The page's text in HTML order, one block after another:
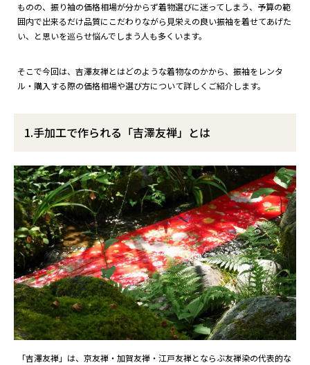
ものの、振り袖の価格相場が分からず着物選びに迷ってしまう、予算の範
囲内で出来るだけ品質にこだわりながら見栄えの良い振袖を着せてあげた
い、と思いを巡らせ悩んでしまう人も多くいます。
そこで今回は、吉澤友禅とはどのような着物なのかから、振袖をレンタ
ル・購入する際の価格相場や選び方について詳しくご紹介します。
1.手加工で作られる「吉澤友禅」とは
「吉澤友禅」は、京友禅・加賀友禅・江戸友禅とならぶ友禅染の代表的な